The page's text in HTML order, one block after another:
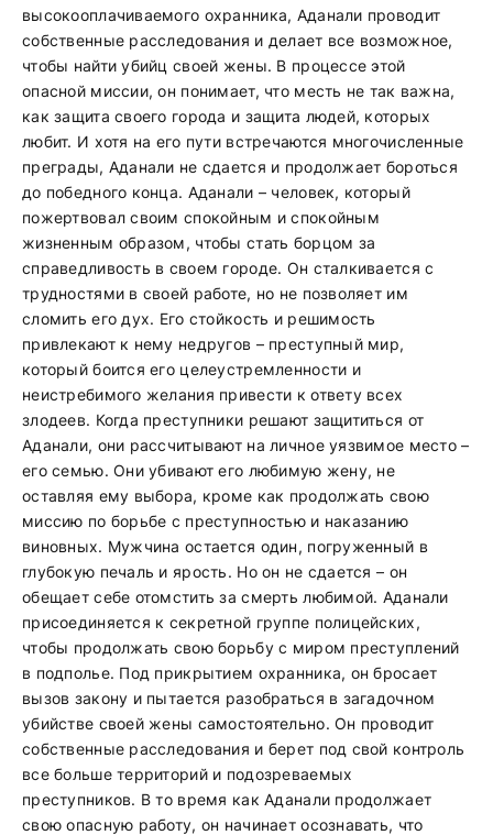
высокооплачиваемого охранника, Аданали проводит
собственные расследования и делает все возможное,
чтобы найти убийц своей жены. В процессе этой
опасной миссии, он понимает, что месть не так важна,
как защита своего города и защита людей, которых
любит. И хотя на его пути встречаются многочисленные
преграды, Аданали не сдается и продолжает бороться
до победного конца. Аданали – человек, который
пожертвовал своим спокойным и спокойным
жизненным образом, чтобы стать борцом за
справедливость в своем городе. Он сталкивается с
трудностями в своей работе, но не позволяет им
сломить его дух. Его стойкость и решимость
привлекают к нему недругов – преступный мир,
который боится его целеустремленности и
неистребимого желания привести к ответу всех
злодеев. Когда преступники решают защититься от
Аданали, они рассчитывают на личное уязвимое место –
его семью. Они убивают его любимую жену, не
оставляя ему выбора, кроме как продолжать свою
миссию по борьбе с преступностью и наказанию
виновных. Мужчина остается один, погруженный в
глубокую печаль и ярость. Но он не сдается – он
обещает себе отомстить за смерть любимой. Аданали
присоединяется к секретной группе полицейских,
чтобы продолжать свою борьбу с миром преступлений
в подполье. Под прикрытием охранника, он бросает
вызов закону и пытается разобраться в загадочном
убийстве своей жены самостоятельно. Он проводит
собственные расследования и берет под свой контроль
все больше территорий и подозреваемых
преступников. В то время как Аданали продолжает
свою опасную работу, он начинает осознавать, что